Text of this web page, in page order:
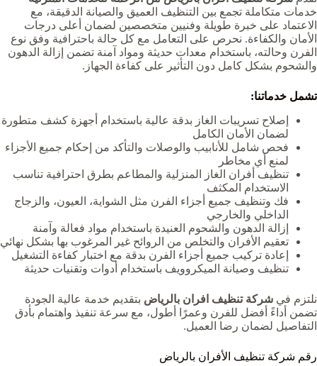
خدمات متكاملة تجمع بين التنظيف العميق والصيانة الدقيقة، مع
الاعتماد على خبرة طويلة وفنيين متخصصين لضمان أعلى درجات
الأمان والكفاءة. نحرص على التعامل مع كل حالة باحترافية وفق نوع
الفرن وحالته، باستخدام معدات حديثة ومواد آمنة تضمن إزالة الدهون
والشحوم بشكل كامل دون التأثير على كفاءة الجهاز.
تشمل خدماتنا:
إصلاح تسريبات الغاز بدقة عالية باستخدام أجهزة كشف متطورة
لضمان الأمان الكامل
فحص شامل للأنابيب والوصلات والتأكد من إحكام جميع الأجزاء
لمنع أي مخاطر
تنظيف أفران الغاز المنزلية والمطاعم بطرق احترافية تناسب
الاستخدام المكثف
فك وتنظيف جميع أجزاء الفرن مثل الشواية، العيون، والزجاج
الداخلي والخارجي
إزالة الدهون والشحوم العنيدة باستخدام مواد فعالة وآمنة
تعقيم الأفران والتخلص من الروائح غير المرغوب بها بشكل نهائي
إعادة تركيب جميع أجزاء الفرن بدقة مع اختبار كفاءة التشغيل
تنظيف وصيانة الميكروويف باستخدام أدوات وتقنيات حديثة
نلتزم في شركة تنظيف افران بالرياض بتقديم خدمة عالية الجودة
تضمن أداءً أفضل للفرن وعمرًا أطول، مع سرعة تنفيذ واهتمام بأدق
التفاصيل لضمان رضا العميل.
رقم شركة تنظيف الأفران بالرياض